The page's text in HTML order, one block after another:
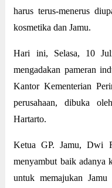
harus terus-menerus
kosmetika dan Jamu.
Hari ini, Selasa, 10
mengadakan pameran
Kantor Kementerian
perusahaan, dibuka
Hartarto.
Ketua GP. Jamu, Dwi
menyambut baik adanya
untuk memajukan